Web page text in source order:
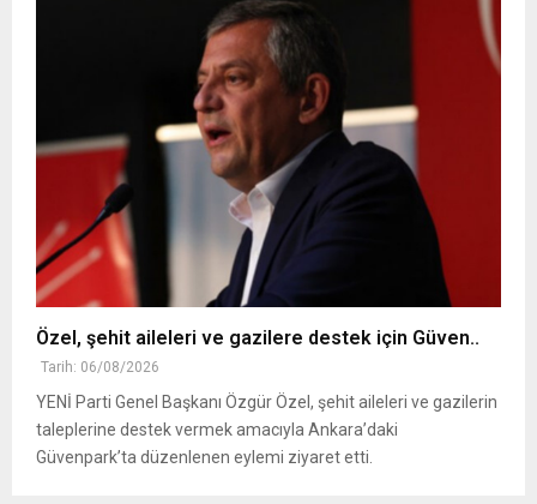
Özel, şehit aileleri ve gazilere destek için Güven..
Tarih: 06/08/2026
YENİ Parti Genel Başkanı Özgür Özel, şehit aileleri ve gazilerin
taleplerine destek vermek amacıyla Ankara’daki
Güvenpark’ta düzenlenen eylemi ziyaret etti.